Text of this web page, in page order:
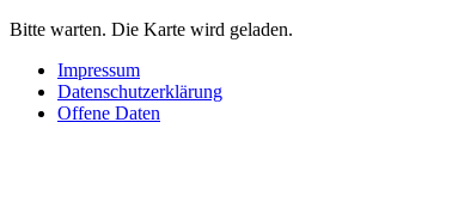
Bitte warten. Die Karte wird geladen.
Impressum
Datenschutzerklärung
Offene Daten